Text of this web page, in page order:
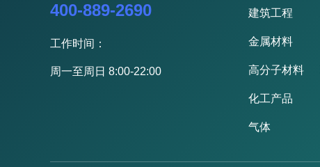
400-889-2690
工作时间：
周一至周日 8:00-22:00
建筑工程
金属材料
高分子材料
化工产品
气体